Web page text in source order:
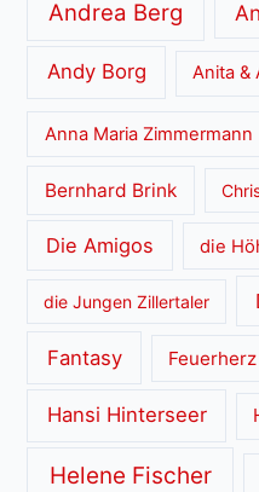
Andrea Berg
Andy Borg Anita &
Anna Maria Zimmermann
Bernhard Brink
Die Amigos die
die Jungen Zillertaler
Fantasy Feuerherz
Hansi Hinterseer
Helene Fischer